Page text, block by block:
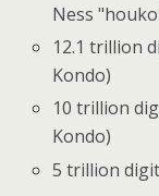
Ness
12.1 trillion
Kondo)
10 trillion
Kondo)
5 trillion